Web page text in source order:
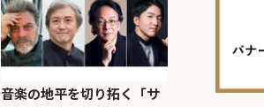
音楽の地平を切り拓く「サ